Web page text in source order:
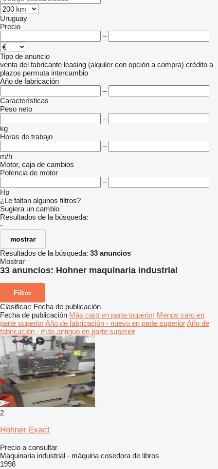
Uruguay
Precio
–
Tipo de anuncio
venta del fabricante leasing (alquiler con opción a compra) crédito a
plazos permuta intercambio
Año de fabricación
–
Características
Peso neto
–
kg
Horas de trabajo
–
m/h
Motor, caja de cambios
Potencia de motor
–
Hp
¿Le faltan algunos filtros?
Sugiera un cambio
Resultados de la búsqueda:
-
mostrar
Resultados de la búsqueda: 33 anuncios
Mostrar
33 anuncios: Hohner maquinaria industrial
Filtro
Clasificar: Fecha de publicación
Fecha de publicación Más caro en parte superior Menos caro en
parte superiorAño de fabricación - nuevo en parte superiorAño de
fabricación - más antiguo en parte superior
2
Hohner Exact
Precio a consultar
Maquinaria industrial - máquina cosedora de libros
1998